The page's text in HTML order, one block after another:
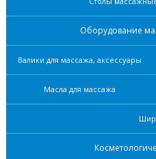
Оборудование
Валики для массажа, аксессуары
Масла для массажа